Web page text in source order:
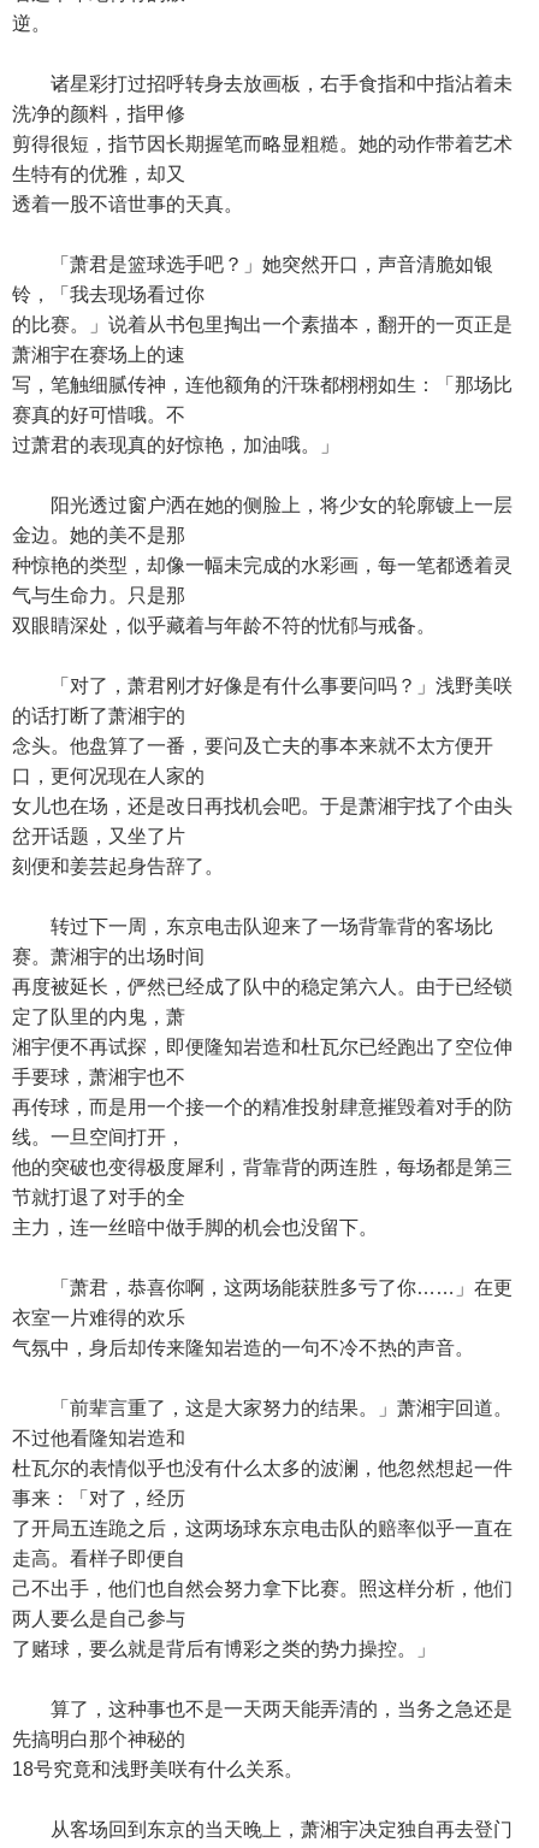
逆。
诸星彩打过招呼转身去放画板，右手食指和中指沾着未
洗净的颜料，指甲修
剪得很短，指节因长期握笔而略显粗糙。她的动作带着艺术
生特有的优雅，却又
透着一股不谙世事的天真。
「萧君是篮球选手吧？」她突然开口，声音清脆如银
铃，「我去现场看过你
的比赛。」说着从书包里掏出一个素描本，翻开的一页正是
萧湘宇在赛场上的速
写，笔触细腻传神，连他额角的汗珠都栩栩如生：「那场比
赛真的好可惜哦。不
过萧君的表现真的好惊艳，加油哦。」
阳光透过窗户洒在她的侧脸上，将少女的轮廓镀上一层
金边。她的美不是那
种惊艳的类型，却像一幅未完成的水彩画，每一笔都透着灵
气与生命力。只是那
双眼睛深处，似乎藏着与年龄不符的忧郁与戒备。
「对了，萧君刚才好像是有什么事要问吗？」浅野美咲
的话打断了萧湘宇的
念头。他盘算了一番，要问及亡夫的事本来就不太方便开
口，更何况现在人家的
女儿也在场，还是改日再找机会吧。于是萧湘宇找了个由头
岔开话题，又坐了片
刻便和姜芸起身告辞了。
转过下一周，东京电击队迎来了一场背靠背的客场比
赛。萧湘宇的出场时间
再度被延长，俨然已经成了队中的稳定第六人。由于已经锁
定了队里的内鬼，萧
湘宇便不再试探，即便隆知岩造和杜瓦尔已经跑出了空位伸
手要球，萧湘宇也不
再传球，而是用一个接一个的精准投射肆意摧毁着对手的防
线。一旦空间打开，
他的突破也变得极度犀利，背靠背的两连胜，每场都是第三
节就打退了对手的全
主力，连一丝暗中做手脚的机会也没留下。
「萧君，恭喜你啊，这两场能获胜多亏了你……」在更
衣室一片难得的欢乐
气氛中，身后却传来隆知岩造的一句不冷不热的声音。
「前辈言重了，这是大家努力的结果。」萧湘宇回道。
不过他看隆知岩造和
杜瓦尔的表情似乎也没有什么太多的波澜，他忽然想起一件
事来：「对了，经历
了开局五连跪之后，这两场球东京电击队的赔率似乎一直在
走高。看样子即便自
己不出手，他们也自然会努力拿下比赛。照这样分析，他们
两人要么是自己参与
了赌球，要么就是背后有博彩之类的势力操控。」
算了，这种事也不是一天两天能弄清的，当务之急还是
先搞明白那个神秘的
18号究竟和浅野美咲有什么关系。
从客场回到东京的当天晚上，萧湘宇决定独自再去登门